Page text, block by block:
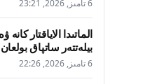
6 تامىز, 2026, 23:21
الماتىدا الاياقتار
بيلەتتەر ساتپاق بولعان
6 تامىز, 2026, 22:26